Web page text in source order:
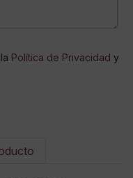
Política de Privacidad y